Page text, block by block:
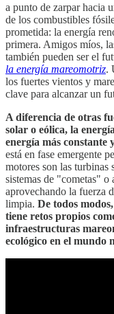
a punto de zarpar hacia
de los combustibles
prometida: la energía
primera. Amigos míos,
también pueden ser el
la energía mareomotriz.
los fuertes vientos y
clave para alcanzar un
A diferencia de otras
solar o eólica, la
energía más constante
está en fase emergente
motores son las turbinas
sistemas de "cometas" o
aprovechando la fuerza
limpia. De todos
tiene retos propios
infraestructuras
ecológico en el mundo